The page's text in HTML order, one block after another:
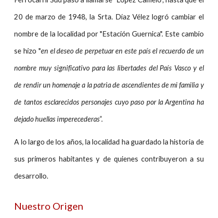
20 de marzo de 1948, la Srta. Díaz Vélez logró cambiar el
nombre de la localidad por "Estación Guernica". Este cambio
se hizo "en el deseo de perpetuar en este país el recuerdo de un
nombre muy significativo para las libertades del País Vasco y el
de rendir un homenaje a la patria de ascendientes de mi familia y
de tantos esclarecidos personajes cuyo paso por la Argentina ha
dejado huellas imperecederas”.
A lo largo de los años, la localidad ha guardado la historia de
sus primeros habitantes y de quienes contribuyeron a su
desarrollo.
Nuestro Origen